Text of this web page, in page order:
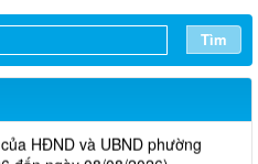
Tìm
HĐND và UBND phường
đến ngày 08/08/2026)